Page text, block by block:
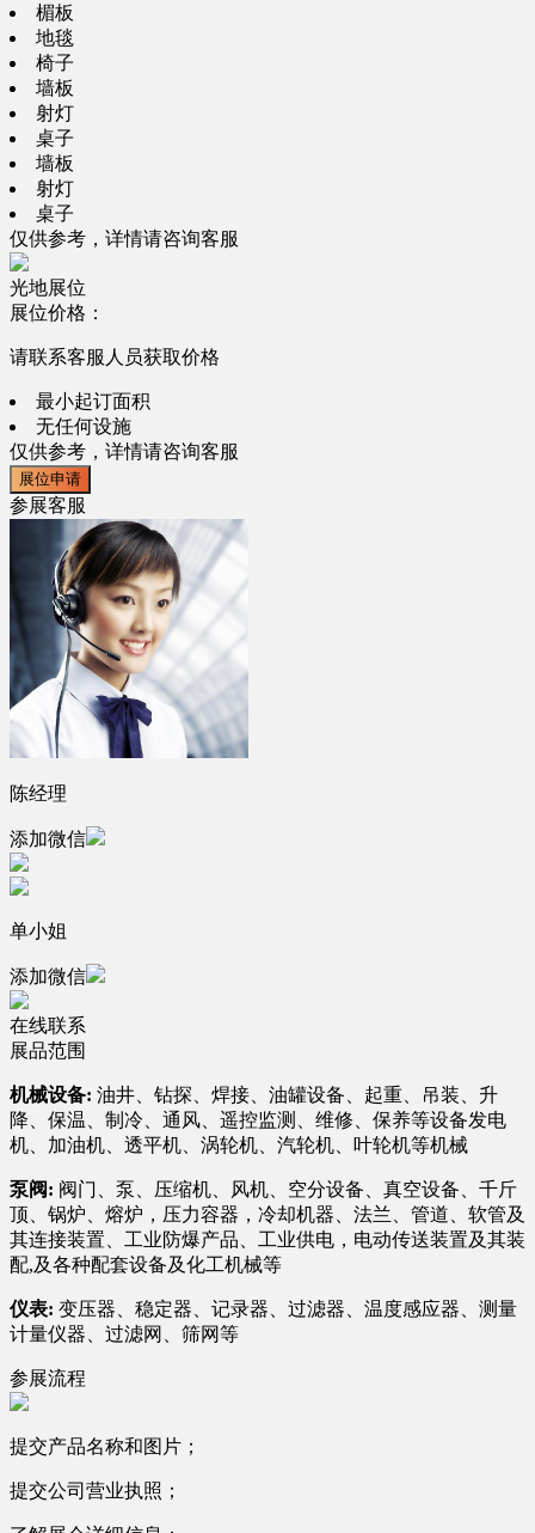
楣板
地毯
椅子
墙板
射灯
桌子
墙板
射灯
桌子
仅供参考，详情请咨询客服
光地展位
展位价格：
请联系客服人员获取价格
最小起订面积
无任何设施
仅供参考，详情请咨询客服
展位申请
参展客服
陈经理
添加微信
单小姐
添加微信
在线联系
展品范围
机械设备: 油井、钻探、焊接、油罐设备、起重、吊装、升
降、保温、制冷、通风、遥控监测、维修、保养等设备发电
机、加油机、透平机、涡轮机、汽轮机、叶轮机等机械
泵阀: 阀门、泵、压缩机、风机、空分设备、真空设备、千斤
顶、锅炉、熔炉，压力容器，冷却机器、法兰、管道、软管及
其连接装置、工业防爆产品、工业供电，电动传送装置及其装
配,及各种配套设备及化工机械等
仪表: 变压器、稳定器、记录器、过滤器、温度感应器、测量
计量仪器、过滤网、筛网等
参展流程
提交产品名称和图片；
提交公司营业执照；